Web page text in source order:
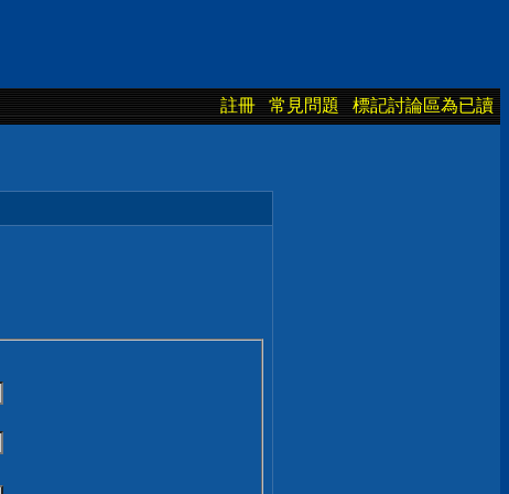
註冊 常見問題 標記討論區為已讀